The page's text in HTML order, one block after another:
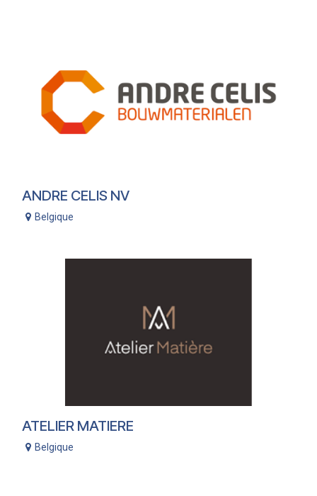
ANDRE CELIS NV
Belgique
ATELIER MATIERE
Belgique